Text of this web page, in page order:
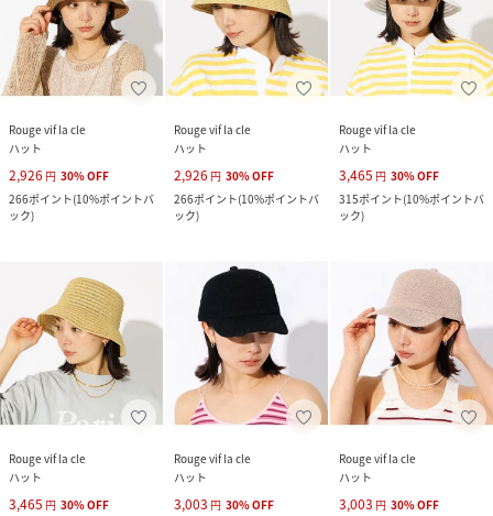
Rouge vif la cle
ハット
2,926 円 30%OFF
266ポイント(10%ポイントバ
ック)
Rouge vif la cle
ハット
2,926 円 30%OFF
266ポイント(10%ポイントバ
ック)
Rouge vif la cle
ハット
3,465 円 30%OFF
315ポイント(10%ポイントバ
ック)
Rouge vif la cle
ハット
3,465 円 30%OFF
Rouge vif la cle
ハット
3,003 円 30%OFF
Rouge vif la cle
ハット
3,003 円 30%OFF